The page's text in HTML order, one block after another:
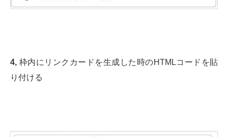
4, 枠内にリンクカードを生成した時のHTMLコードを貼
り付ける